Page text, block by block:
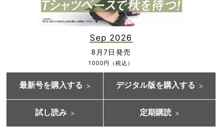
Sep 2026
8月7日発売
1000円（税込）
最新号を購入する デジタル版を購入する
試し読み 定期購読